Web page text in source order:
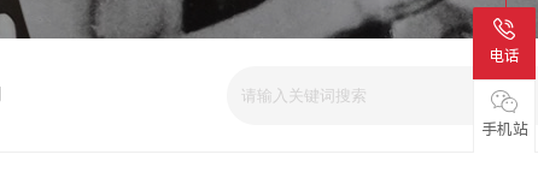
电话
手机站